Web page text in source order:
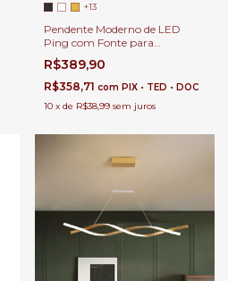
+13
Pendente Moderno de LED
Ping com Fonte para
Cabeceira de Cama, Balcão de
Cozinha, Quartos e Lavabo
R$389,90
R$358,71 com PIX • TED • DOC
10 x de R$38,99 sem juros